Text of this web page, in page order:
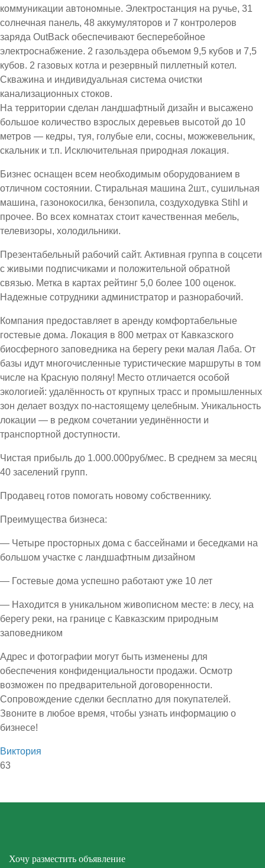
коммуникации автономные. Электростанция на ручье, 31
солнечная панель, 48 аккумуляторов и 7 контролеров
заряда OutBack обеспечивают бесперебойное
электроснабжение. 2 газольздера объемом 9,5 кубов и 7,5
кубов. 2 газовых котла и резервный пиллетный котел.
Скважина и индивидуальная система очистки
канализационных стоков.
На территории сделан ландшафтный дизайн и высажено
большое количество взрослых деревьев высотой до 10
метров — кедры, туя, голубые ели, сосны, можжевельник,
скальник и т.п. Исключительная природная локация.
Бизнес оснащен всем необходимым оборудованием в
отличном состоянии. Стиральная машина 2шт., сушильная
машина, газонокосилка, бензопила, создуходувка Stihl и
прочее. Во всех комнатах стоит качественная мебель,
телевизоры, холодильники.
Презентабельный рабочий сайт. Активная группа в соцсети
с живыми подписчиками и положительной обратной
связью. Метка в картах рейтинг 5,0 более 100 оценок.
Надежные сотрудники администратор и разнорабочий.
Компания предоставляет в аренду комфортабельные
гостевые дома. Локация в 800 метрах от Кавказского
биосферного заповедника на берегу реки малая Лаба. От
базы идут многочисленные туристические маршруты в том
числе на Красную поляну! Место отличается особой
экологией: удалённость от крупных трасс и промышленных
зон делает воздух по-настоящему целебным. Уникальность
локации — в редком сочетании уединённости и
транспортной доступности.
Чистая прибыль до 1.000.000руб/мес. В среднем за месяц
40 заселений групп.
Продавец готов помогать новому собственнику.
Преимущества бизнеса:
— Четыре просторных дома с бассейнами и беседками на
большом участке с ландшафтным дизайном
— Гостевые дома успешно работают уже 10 лет
— Находится в уникальном живописном месте: в лесу, на
берегу реки, на границе с Кавказским природным
заповедником
Адрес и фотографии могут быть изменены для
обеспечения конфиденциальности продажи. Осмотр
возможен по предварительной договоренности.
Сопровождение сделки бесплатно для покупателей.
Звоните в любое время, чтобы узнать информацию о
бизнесе!
Виктория
63
Хочу разместить объявление